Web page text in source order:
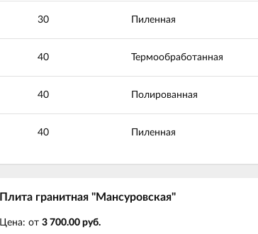
30 Пиленная
40 Термообработанная
40 Полированная
40 Пиленная
Плита гранитная "Мансуровская"
Цена: от 3 700.00 руб.